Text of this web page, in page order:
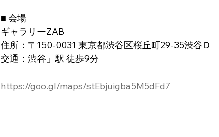
■ 会場
ギャラリーZAB
住所：〒150-0031 東京都渋谷区桜丘町29-35渋谷Ｄ
交通：渋谷」駅 徒歩9分
https://goo.gl/maps/stEbjuigba5M5dFd7